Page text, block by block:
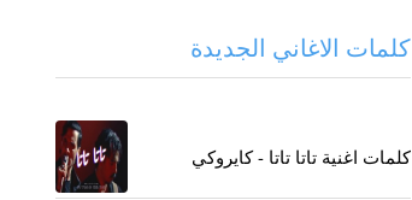
كلمات الاغاني الجديدة
كلمات اغنية تاتا تاتا - كايروكي